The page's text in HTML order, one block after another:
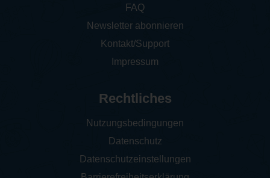
FAQ
Newsletter abonnieren
Kontakt/Support
Impressum
Rechtliches
Nutzungsbedingungen
Datenschutz
Datenschutzeinstellungen